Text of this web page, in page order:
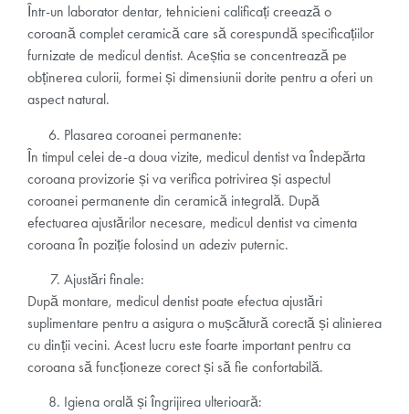
Într-un laborator dentar, tehnicieni calificați creează o
coroană complet ceramică care să corespundă specificațiilor
furnizate de medicul dentist. Aceștia se concentrează pe
obținerea culorii, formei și dimensiunii dorite pentru a oferi un
aspect natural.
Plasarea coroanei permanente:
În timpul celei de-a doua vizite, medicul dentist va îndepărta
coroana provizorie și va verifica potrivirea și aspectul
coroanei permanente din ceramică integrală. După
efectuarea ajustărilor necesare, medicul dentist va cimenta
coroana în poziție folosind un adeziv puternic.
Ajustări finale:
După montare, medicul dentist poate efectua ajustări
suplimentare pentru a asigura o mușcătură corectă și alinierea
cu dinții vecini. Acest lucru este foarte important pentru ca
coroana să funcționeze corect și să fie confortabilă.
Igiena orală și îngrijirea ulterioară: